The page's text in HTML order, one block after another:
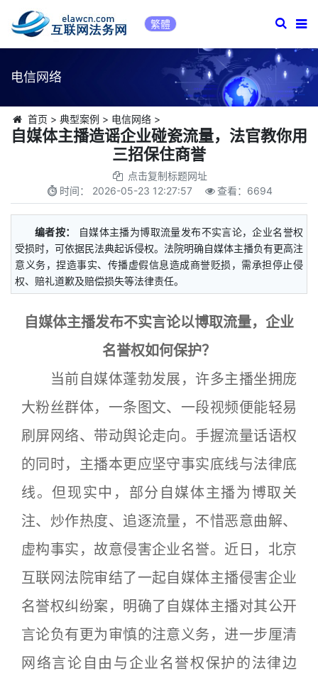
繁體
电信网络
首页 > 典型案例 > 电信网络>
自媒体主播造谣企业碰瓷流量，法官教你用
三招保住商誉
点击复制标题网址
时间： 2026-05-23 12:27:57 查看： 6694
编者按：
自媒体主播为博取流量发布不实言论，企业名誉权
受损时，可依据民法典起诉侵权。法院明确自媒体主播负有更高注
意义务，捏造事实、传播虚假信息造成商誉贬损，需承担停止侵
权、赔礼道歉及赔偿损失等法律责任。
自媒体主播发布不实言论以博取流量，企业
名誉权如何保护？
当前自媒体蓬勃发展，许多主播坐拥庞
大粉丝群体，一条图文、一段视频便能轻易
刷屏网络、带动舆论走向。手握流量话语权
的同时，主播本更应坚守事实底线与法律底
线。但现实中，部分自媒体主播为博取关
注、炒作热度、追逐流量，不惜恶意曲解、
虚构事实，故意侵害企业名誉。近日，北京
互联网法院审结了一起自媒体主播侵害企业
名誉权纠纷案，明确了自媒体主播对其公开
言论负有更为审慎的注意义务，进一步厘清
网络言论自由与企业名誉权保护的法律边